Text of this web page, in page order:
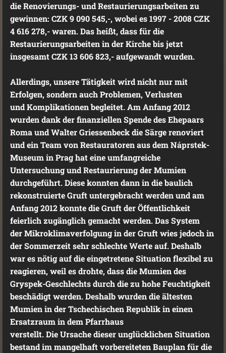
die Renovierungs- und Restaurierungsarbeiten zu
gewinnen: CZK 9 090 545,-, wobei es 1997 - 2008 CZK
4 616 278,- waren. Das heißt, dass für die
Restaurierungsarbeiten in der Kirche bis jetzt
insgesamt CZK 13 606 823,- aufgewandt wurden.
Allerdings, unsere Tätigkeit wird nicht nur mit
Erfolgen, sondern auch Problemen, Verlusten
und Komplikationen begleitet. Am Anfang 2012
wurden dank der finanziellen Spende des Ehepaars
Roma und Walter Griessenbeck die Särge renoviert
und ein Team von Restauratoren aus dem Náprstek-
Museum in Prag hat eine umfangreiche
Untersuchung und Restaurierung der Mumien
durchgeführt. Diese konnten dann in die baulich
rekonstruierte Gruft untergebracht werden und am
Anfang 2012 konnte die Gruft der Öffentlichkeit
feierlich zugänglich gemacht werden. Das System
der Mikroklimaverfolgung in der Gruft wies jedoch in
der Sommerzeit sehr schlechte Werte auf. Deshalb
war es nötig auf die eingetretene Situation flexibel zu
reagieren, weil es drohte, dass die Mumien des
Gryspek-Geschlechts durch die zu hohe Feuchtigkeit
beschädigt werden. Deshalb wurden die ältesten
Mumien in der Tschechischen Republik in einen
Ersatzraum in dem Pfarrhaus
verstellt. Die Ursache dieser unglücklichen Situation
bestand im mangelhaft vorbereiteten Bauplan für die